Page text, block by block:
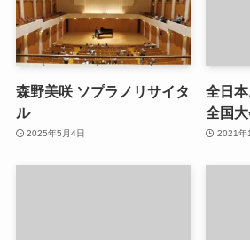
森野美咲 ソプラノリサイタ
ル
2025年5月4日
全日
全国
2021年